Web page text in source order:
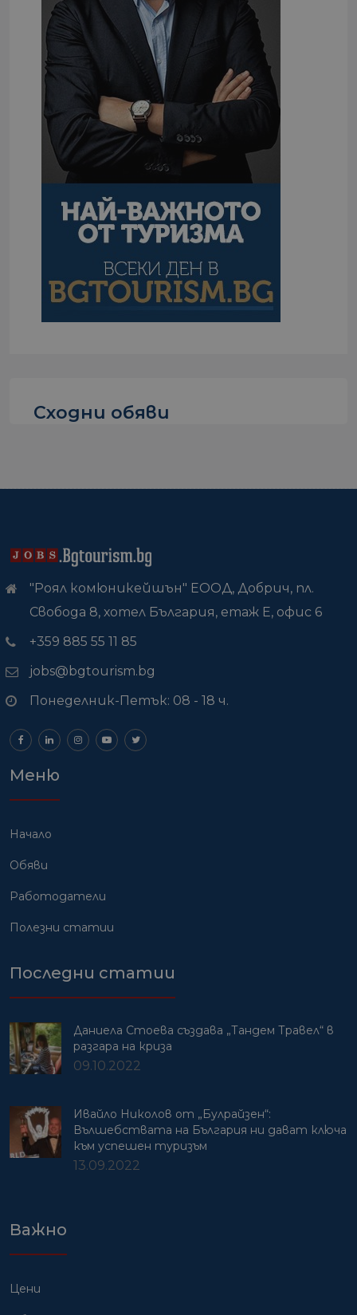
Сходни обяви
"Роял комюникейшън" ЕООД, Добрич, пл.
Свобода 8, хотел България, етаж Е, офис 6
+359 885 55 11 85
jobs@bgtourism.bg
Понеделник-Петък: 08 - 18 ч.
Меню
Начало
Обяви
Работодатели
Полезни статии
Последни статии
Даниела Стоева създава „Тандем Травел“ в
разгара на криза
09.10.2022
Ивайло Николов от „Булрайзен“:
Вълшебствата на България ни дават ключа
към успешен туризъм
13.09.2022
Важно
Цени